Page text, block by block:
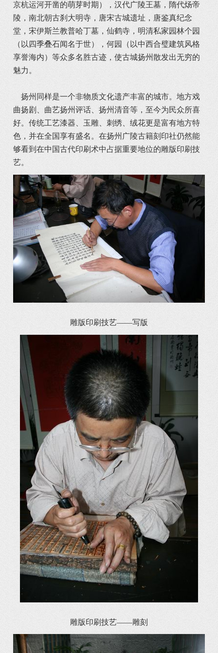
京杭运河开凿的萌芽时期），汉代广陵王墓，隋代炀帝
陵，南北朝古刹大明寺，唐宋古城遗址，唐鉴真纪念
堂，宋伊斯兰教普哈丁墓，仙鹤寺，明清私家园林个园
（以四季叠石闻名于世），何园（以中西合璧建筑风格
享誉海内）等众多名胜古迹，使古城扬州散发出无穷的
魅力。
扬州同样是一个非物质文化遗产丰富的城市。地方戏
曲扬剧、曲艺扬州评话、扬州清音等，至今为民众所喜
好。传统工艺漆器、玉雕、刺绣、绒花更是富有地方特
色，并在全国享有盛名。在扬州广陵古籍刻印社仍然能
够看到在中国古代印刷术中占据重要地位的雕版印刷技
艺。
雕版印刷技艺——写版
雕版印刷技艺——雕刻